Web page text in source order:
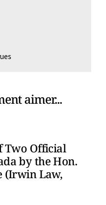
aimer...
Two Official
by the Hon.
(Irwin Law,